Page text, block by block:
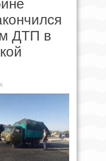
ДТП в